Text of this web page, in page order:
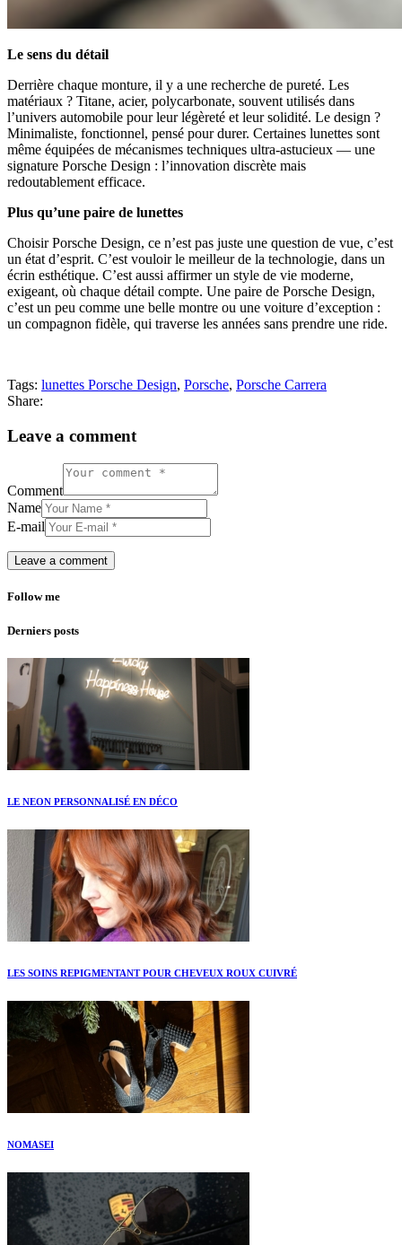
Le sens du détail
Derrière chaque monture, il y a une recherche de pureté. Les
matériaux ? Titane, acier, polycarbonate, souvent utilisés dans
l’univers automobile pour leur légèreté et leur solidité. Le design ?
Minimaliste, fonctionnel, pensé pour durer. Certaines lunettes sont
même équipées de mécanismes techniques ultra-astucieux — une
signature Porsche Design : l’innovation discrète mais
redoutablement efficace.
Plus qu’une paire de lunettes
Choisir Porsche Design, ce n’est pas juste une question de vue, c’est
un état d’esprit. C’est vouloir le meilleur de la technologie, dans un
écrin esthétique. C’est aussi affirmer un style de vie moderne,
exigeant, où chaque détail compte. Une paire de Porsche Design,
c’est un peu comme une belle montre ou une voiture d’exception :
un compagnon fidèle, qui traverse les années sans prendre une ride.
Tags: lunettes Porsche Design, Porsche, Porsche Carrera
Share:
Leave a comment
Comment
Name
E-mail
Follow me
Derniers posts
LE NEON PERSONNALISÉ EN DÉCO
LES SOINS REPIGMENTANT POUR CHEVEUX ROUX CUIVRÉ
NOMASEI